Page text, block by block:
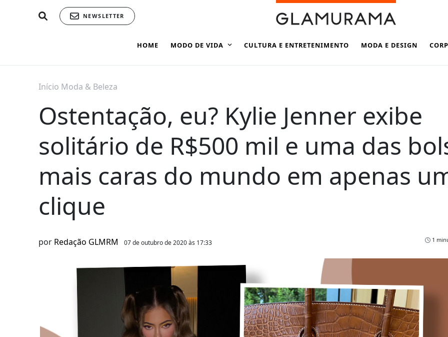
NEWSLETTER
HOME MODO DE VIDA CULTURA E ENTRETENIMENTO MODA E DESIGN
Início Moda & Beleza
Ostentação, eu? Kylie Jenner exibe
solitário de R$500 mil e uma das
mais caras do mundo em apenas
clique
por Redação GLMRM 07 de outubro de 2020 às 17:33 1